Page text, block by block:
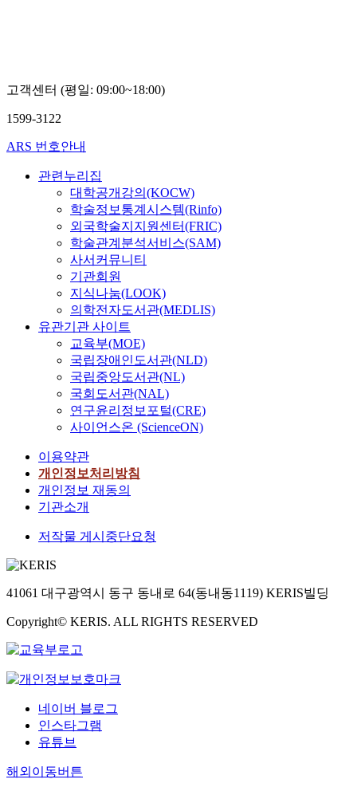
고객센터 (평일: 09:00~18:00)
1599-3122
ARS 번호안내
관련누리집
대학공개강의(KOCW)
학술정보통계시스템(Rinfo)
외국학술지지원센터(FRIC)
학술관계분석서비스(SAM)
사서커뮤니티
기관회원
지식나눔(LOOK)
의학전자도서관(MEDLIS)
유관기관 사이트
교육부(MOE)
국립장애인도서관(NLD)
국립중앙도서관(NL)
국회도서관(NAL)
연구윤리정보포털(CRE)
사이언스온 (ScienceON)
이용약관
개인정보처리방침
개인정보 재동의
기관소개
저작물 게시중단요청
41061 대구광역시 동구 동내로 64(동내동1119) KERIS빌딩
Copyright© KERIS. ALL RIGHTS RESERVED
네이버 블로그
인스타그램
유튜브
해외이동버튼